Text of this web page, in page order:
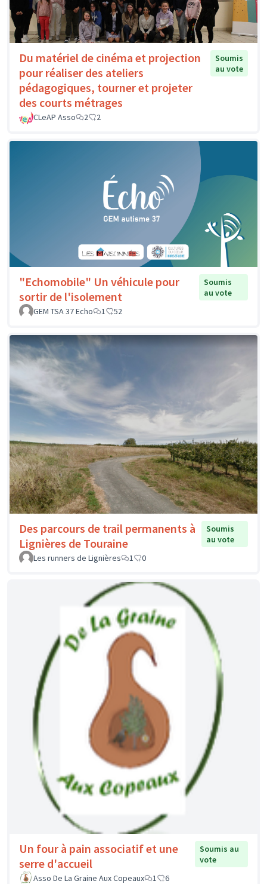
Du matériel de cinéma et projection
pour réaliser des ateliers
pédagogiques, tourner et projeter
des courts métrages
Soumis
au vote
CLeAP Asso 2 2
"Echomobile" Un véhicule pour
sortir de l'isolement
Soumis
au vote
GEM TSA 37 Echo
1 52
Des parcours de trail permanents à
Lignières de Touraine
Soumis
au vote
Les runners de Lignières
1 0
Un four à pain associatif et une
serre d'accueil
Soumis au
vote
Asso De La Graine Aux Copeaux
1 6